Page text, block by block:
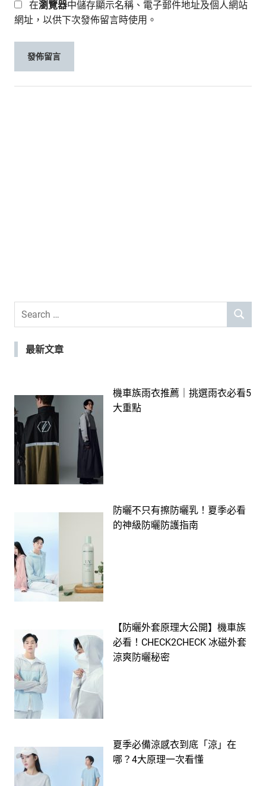
在瀏覽器中儲存顯示名稱、電子郵件地址及個人網站
網址，以供下次發佈留言時使用。
Search
SEARCH
最新文章
機車族雨衣推薦｜挑選雨衣必看5
大重點
防曬不只有擦防曬乳！夏季必看
的神級防曬防護指南
【防曬外套原理大公開】機車族
必看！CHECK2CHECK 冰磁外套
涼爽防曬秘密
夏季必備涼感衣到底「涼」在
哪？4大原理一次看懂